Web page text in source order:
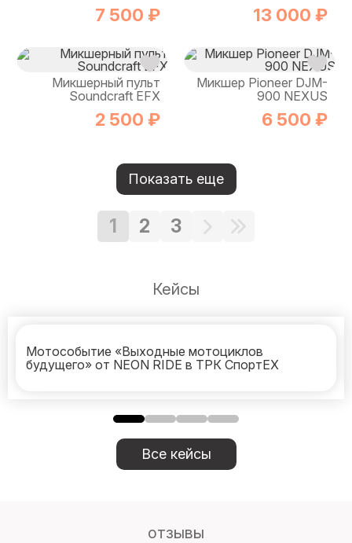
7 500 ₽ 13 000 ₽
Микшерный пульт
Soundcraft EFX
2 500 ₽
Микшер Pioneer DJM-
900 NEXUS
6 500 ₽
Показать еще
1 2 3
Кейсы
Мотособытие «Выходные мотоциклов
будущего» от NEON RIDE в ТРК СпортЕХ
Все кейсы
отзывы